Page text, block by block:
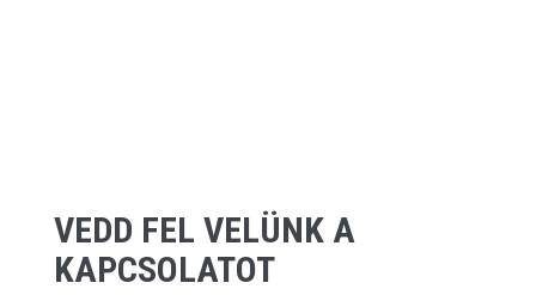
VEDD FEL VELÜNK A
KAPCSOLATOT